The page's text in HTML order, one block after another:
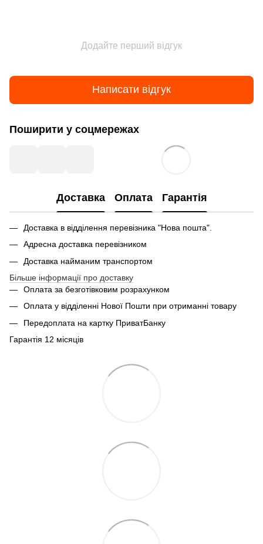
Додайте перший відгук
Написати відгук
Поширити у соцмережах
Доставка Оплата Гарантія
Доставка в відділення перевізника "Нова пошта".
Адресна доставка перевізником
Доставка найманим транспортом
Більше інформації про доставку
Оплата за безготівковим розрахунком
Оплата у відділенні Нової Пошти при отриманні товару
Передоплата на картку ПриватБанку
Гарантія 12 місяців